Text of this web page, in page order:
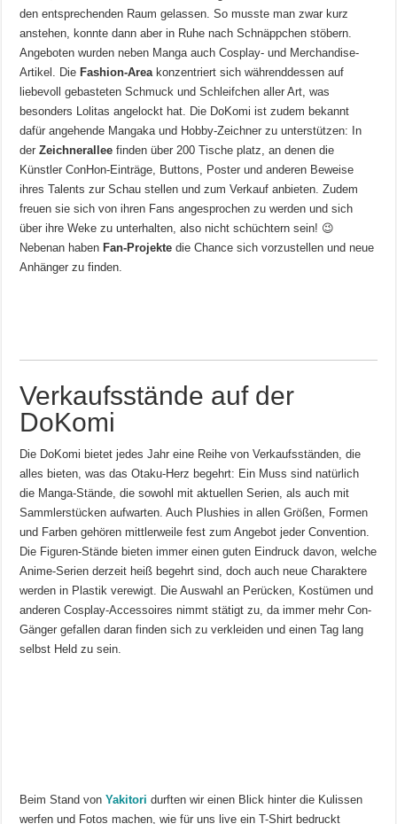
den entsprechenden Raum gelassen. So musste man zwar kurz
anstehen, konnte dann aber in Ruhe nach Schnäppchen stöbern.
Angeboten wurden neben Manga auch Cosplay- und Merchandise-
Artikel. Die Fashion-Areakonzentriert sich währenddessen auf
liebevoll gebasteten Schmuck und Schleifchen aller Art, was
besonders Lolitas angelockt hat. Die DoKomi ist zudem bekannt
dafür angehende Mangaka und Hobby-Zeichner zu unterstützen: In
derZeichnerallee finden über 200 Tische platz, an denen die
Künstler ConHon-Einträge, Buttons, Poster und anderen Beweise
ihres Talents zur Schau stellen und zum Verkauf anbieten. Zudem
freuen sie sich von ihren Fans angesprochen zu werden und sich
über ihre Weke zu unterhalten, also nicht schüchtern sein! 😉
Nebenan haben Fan-Projekte die Chance sich vorzustellen und neue
Anhänger zu finden.
Verkaufsstände auf der
DoKomi
Die DoKomi bietet jedes Jahr eine Reihe von Verkaufsständen, die
alles bieten, was das Otaku-Herz begehrt: Ein Muss sind natürlich
die Manga-Stände, die sowohl mit aktuellen Serien, als auch mit
Sammlerstücken aufwarten. Auch Plushies in allen Größen, Formen
und Farben gehören mittlerweile fest zum Angebot jeder Convention.
Die Figuren-Stände bieten immer einen guten Eindruck davon, welche
Anime-Serien derzeit heiß begehrt sind, doch auch neue Charaktere
werden in Plastik verewigt. Die Auswahl an Perücken, Kostümen und
anderen Cosplay-Accessoires nimmt stätigt zu, da immer mehr Con-
Gänger gefallen daran finden sich zu verkleiden und einen Tag lang
selbst Held zu sein.
Beim Stand vonYakitori durften wir einen Blick hinter die Kulissen
werfen und Fotos machen, wie für uns live ein T-Shirt bedruckt